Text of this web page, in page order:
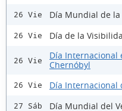
26 Vie Día Mundial de
26 Vie Día de la
26 Vie
Día Internacional
Chernóbyl
26 Vie Día Internacional
27 Sáb Día Mundial del